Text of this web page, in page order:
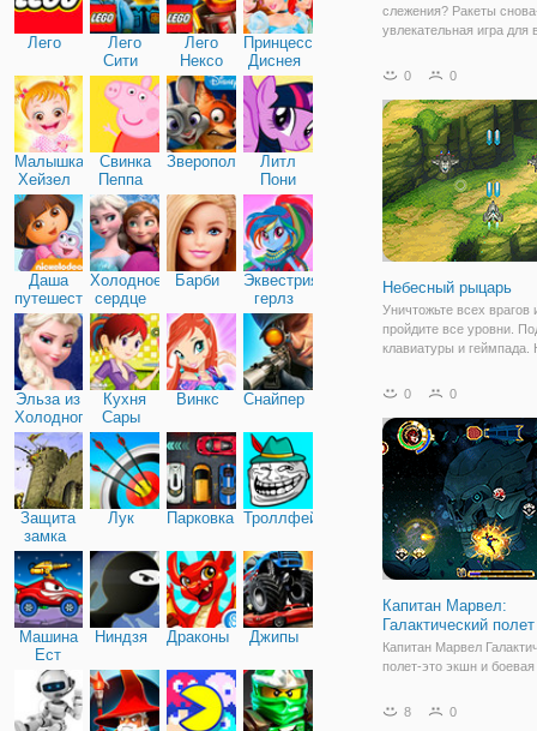
Лего
Лего
Сити
Лего
Нексо
Найтс
Принцессы
Диснея
Малышка
Хейзел
Свинка
Пеппа
Зверополис
Литл
Пони
Дружба
Даша
путешественница
Холодное
сердце
Барби
Эквестрия
герлз
Эльза из
Холодного
сердца
Кухня
Сары
Винкс Снайпер
Защита
замка
Лук Парковка Троллфейс
Машина
Ест
Машину
Ниндзя Драконы Джипы
слежения? Ракеты
увлекательная игра для
игре вам нужно
других препятствий,
0 0
Небесный рыцарь
Уничтожьте всех врагов
пройдите все уровни.
клавиатуры и геймпада.
вам придется
самолетами и
кораблями! Как вы
0 0
Капитан Марвел:
Галактический полет
Капитан Марвел
полет-это экшн и боевая
капитану Марвел
8 0